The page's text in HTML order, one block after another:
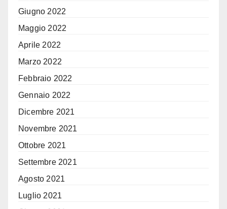
Giugno 2022
Maggio 2022
Aprile 2022
Marzo 2022
Febbraio 2022
Gennaio 2022
Dicembre 2021
Novembre 2021
Ottobre 2021
Settembre 2021
Agosto 2021
Luglio 2021